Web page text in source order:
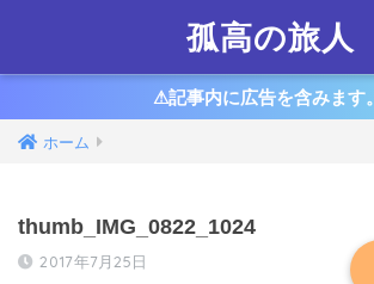
孤高の旅人
⚠︎記事内に広告を含みます。
ホーム
thumb_IMG_0822_1024
2017年7月25日